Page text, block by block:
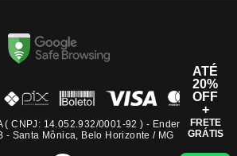
( CNPJ: 14.052.932/0001-92 ) - Endereço: Rua
- Santa Mônica, Belo Horizonte / MG
ATÉ
20%
OFF
+
FRETE
GRÁTIS